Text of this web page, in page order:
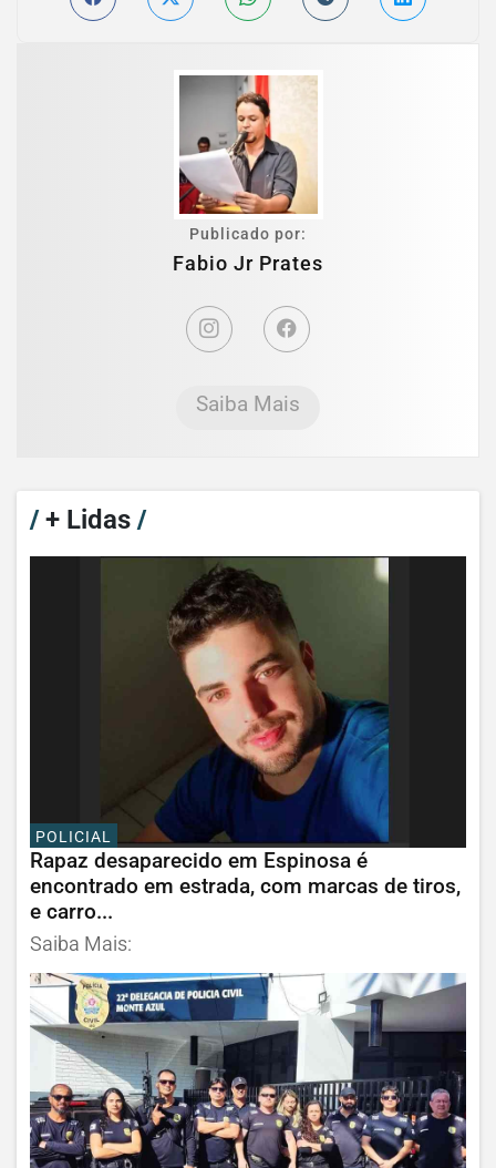
Publicado por:
Fabio Jr Prates
Saiba Mais
/+ Lidas /
POLICIAL
Rapaz desaparecido em Espinosa é
encontrado em estrada, com marcas de tiros,
e carro...
Saiba Mais: